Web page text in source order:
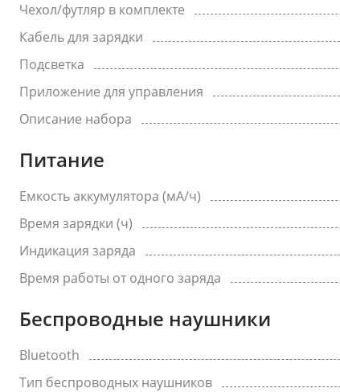
Чехол/футляр в комплекте
Кабель для зарядки
Подсветка
Приложение для управления
Описание набора
Питание
Емкость аккумулятора (мА/ч)
Время зарядки (ч)
Индикация заряда
Время работы от одного заряда
Беспроводные наушники
Bluetooth
Тип беспроводных наушников